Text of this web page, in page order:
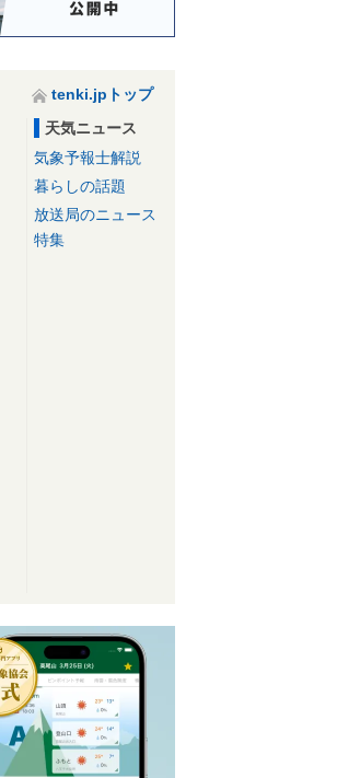
tenki.jpトップ
天気ニュース
気象予報士解説
暮らしの話題
放送局のニュース
特集